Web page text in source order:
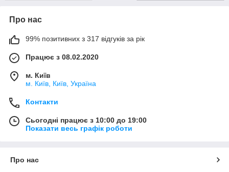
Про нас
99% позитивних з 317 відгуків за рік
Працює з 08.02.2020
м. Київ
м. Київ, Київ, Україна
Контакти
Сьогодні працює з 10:00 до 19:00
Показати весь графік роботи
Про нас